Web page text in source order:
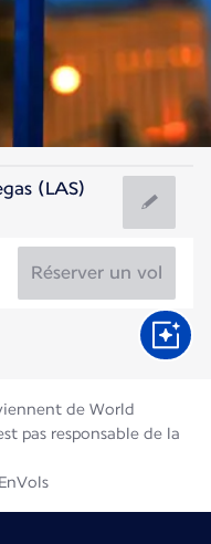
(LAS)
Réserver un vol
de World
pas responsable de la